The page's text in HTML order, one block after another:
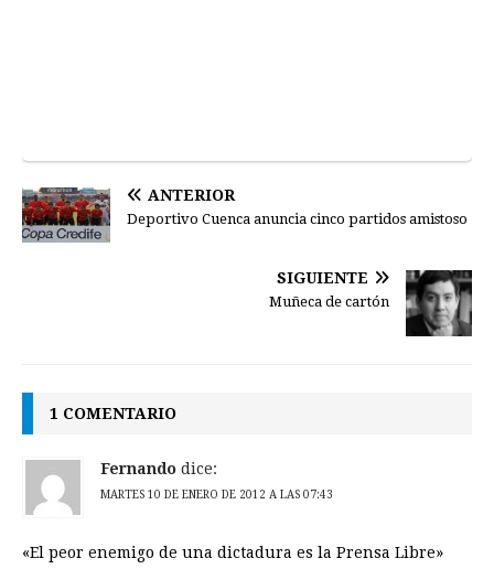
ANTERIOR
Deportivo Cuenca anuncia cinco partidos amistoso
SIGUIENTE
Muñeca de cartón
1 COMENTARIO
Fernando dice:
MARTES 10 DE ENERO DE 2012 A LAS 07:43
«El peor enemigo de una dictadura es la Prensa Libre»